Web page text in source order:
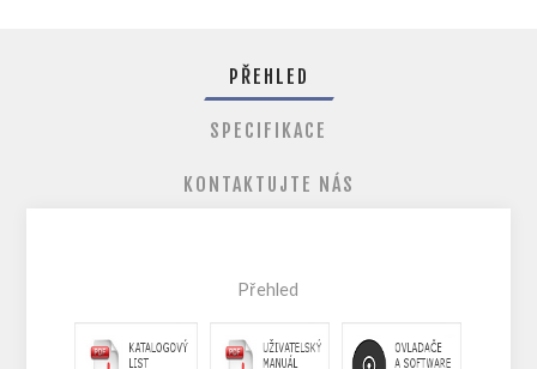
PŘEHLED
SPECIFIKACE
KONTAKTUJTE NÁS
Přehled